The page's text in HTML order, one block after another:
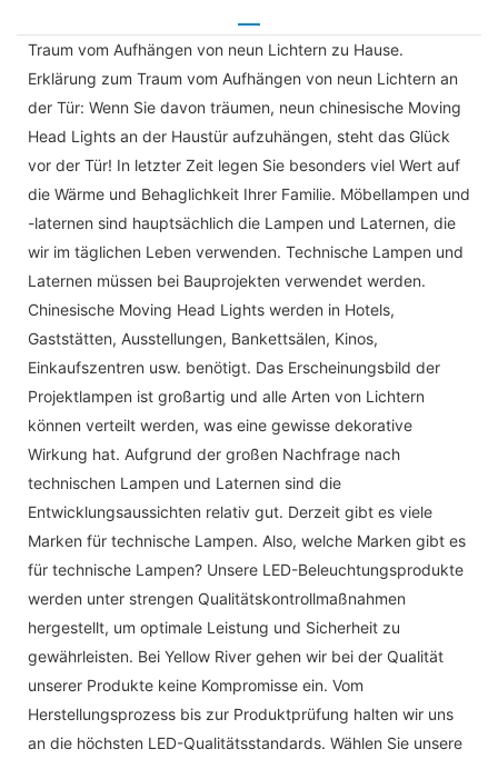
Traum vom Aufhängen von neun Lichtern zu Hause.
Erklärung zum Traum vom Aufhängen von neun Lichtern an
der Tür: Wenn Sie davon träumen, neun chinesische Moving
Head Lights an der Haustür aufzuhängen, steht das Glück
vor der Tür! In letzter Zeit legen Sie besonders viel Wert auf
die Wärme und Behaglichkeit Ihrer Familie. Möbellampen und
-laternen sind hauptsächlich die Lampen und Laternen, die
wir im täglichen Leben verwenden. Technische Lampen und
Laternen müssen bei Bauprojekten verwendet werden.
Chinesische Moving Head Lights werden in Hotels,
Gaststätten, Ausstellungen, Bankettsälen, Kinos,
Einkaufszentren usw. benötigt. Das Erscheinungsbild der
Projektlampen ist großartig und alle Arten von Lichtern
können verteilt werden, was eine gewisse dekorative
Wirkung hat. Aufgrund der großen Nachfrage nach
technischen Lampen und Laternen sind die
Entwicklungsaussichten relativ gut. Derzeit gibt es viele
Marken für technische Lampen. Also, welche Marken gibt es
für technische Lampen? Unsere LED-Beleuchtungsprodukte
werden unter strengen Qualitätskontrollmaßnahmen
hergestellt, um optimale Leistung und Sicherheit zu
gewährleisten. Bei Yellow River gehen wir bei der Qualität
unserer Produkte keine Kompromisse ein. Vom
Herstellungsprozess bis zur Produktprüfung halten wir uns
an die höchsten LED-Qualitätsstandards. Wählen Sie unsere